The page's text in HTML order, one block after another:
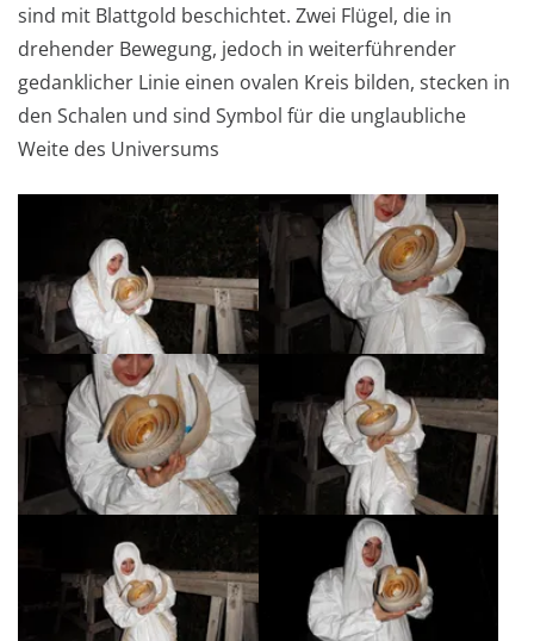
sind mit Blattgold beschichtet. Zwei Flügel, die in
drehender Bewegung, jedoch in weiterführender
gedanklicher Linie einen ovalen Kreis bilden, stecken in
den Schalen und sind Symbol für die unglaubliche
Weite des Universums